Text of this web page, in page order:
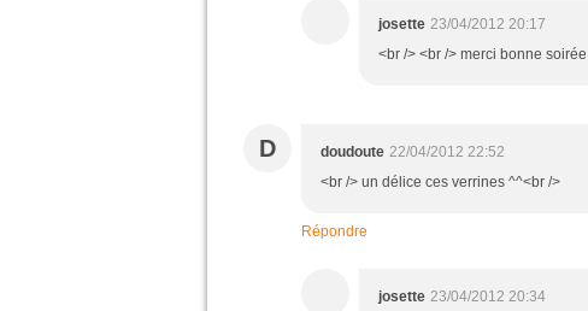
josette 23/04/2012 20:17
<br /> <br /> merci bonne
D doudoute 22/04/2012 22:52
<br /> un délice ces verrines ^^<br />
Répondre
josette 23/04/2012 20:34